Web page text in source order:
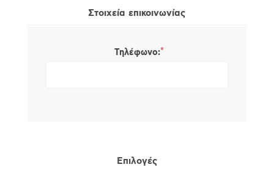
Στοιχεία επικοινωνίας
Τηλέφωνο:*
Επιλογές